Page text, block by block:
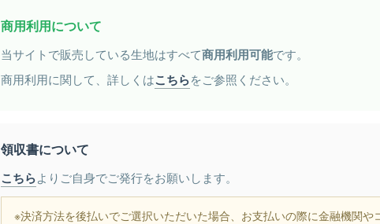
商用利用について
当サイトで販売している生地はすべて商用利用可能です。
商用利用に関して、詳しくはこちらをご参照ください。
領収書について
こちらよりご自身でご発行をお願いします。
※決済方法を後払いでご選択いただいた場合、お支払いの際に金融機関や